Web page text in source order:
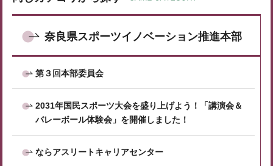
奈良県スポーツイノベーション推進本部
第３回本部委員会
2031年国民スポーツ大会を盛り上げよう！「講演会＆
バレーボール体験会」を開催しました！
ならアスリートキャリアセンター